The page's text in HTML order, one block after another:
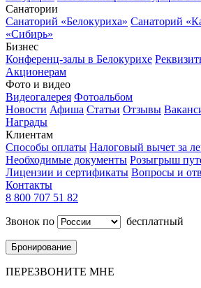
Санатории
Санаторий «Белокуриха» Санаторий
«Сибирь»
Бизнес
Конференц-залы в Белокурихе
Акционерам
Фото и видео
Видеогалерея Фотоальбом
Новости Афиша Статьи Отзывы
Награды
Клиентам
Способы оплаты Налоговый вычет за
Необходимые документы Розыгрыш
Лицензии и сертификаты Вопросы и
Контакты
8 800 707 51 82
Звонок по
бесплатный
Бронирование
ПЕРЕЗВОНИТЕ МНЕ